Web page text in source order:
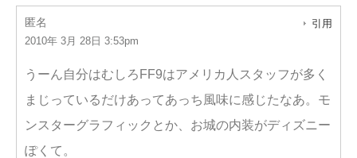
匿名
2010年 3月 28日 3:53pm
引用
うーん自分はむしろFF9はアメリカ人スタッフが多く
まじっているだけあってあっち風味に感じたなあ。モ
ンスターグラフィックとか、お城の内装がディズニー
ぽくて。